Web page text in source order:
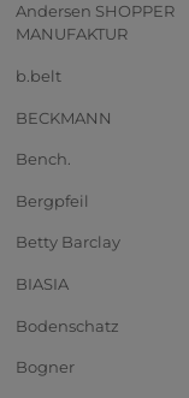
Andersen SHOPPER
MANUFAKTUR
b.belt
BECKMANN
Bench.
Bergpfeil
Betty Barclay
BIASIA
Bodenschatz
Bogner